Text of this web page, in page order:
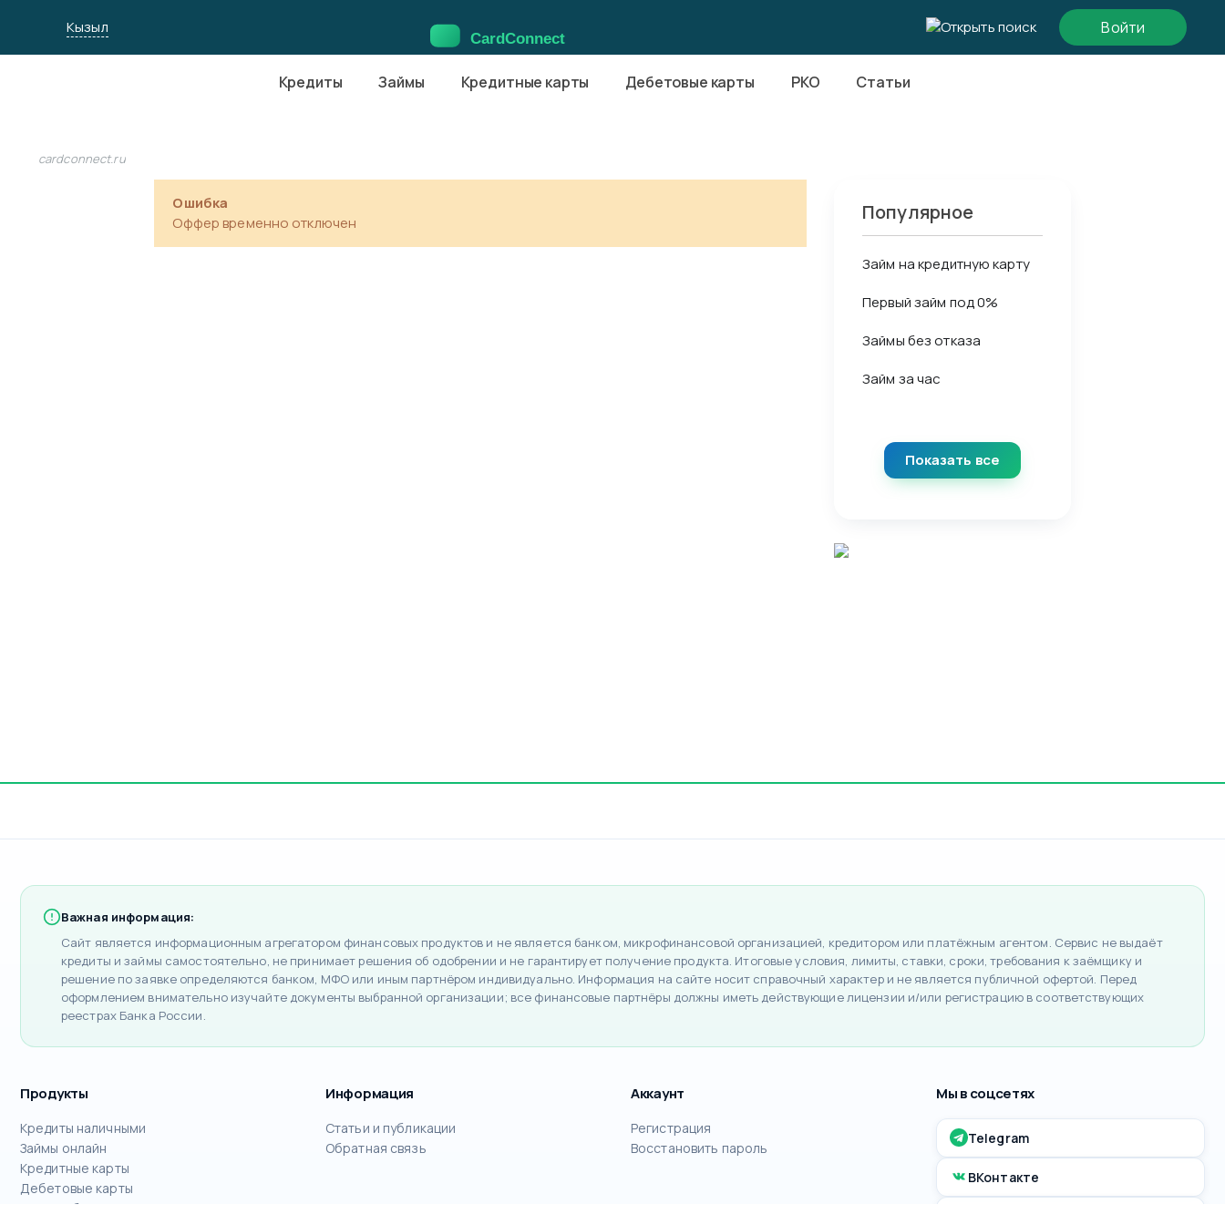
Кызыл Войти
Кредиты Займы Кредитные карты Дебетовые карты РКО Статьи
cardconnect.ru
Ошибка
Оффер временно отключен
Популярное
Займ на кредитную карту
Первый займ под 0%
Займы без отказа
Займ за час
Показать все
Важная информация:
Сайт является информационным агрегатором финансовых продуктов и не является банком, микрофинансовой организацией, кредитором или платёжным агентом. Сервис не выдаёт
кредиты и займы самостоятельно, не принимает решения об одобрении и не гарантирует получение продукта. Итоговые условия, лимиты, ставки, сроки, требования к заёмщику и
решение по заявке определяются банком, МФО или иным партнёром индивидуально. Информация на сайте носит справочный характер и не является публичной офертой. Перед
оформлением внимательно изучайте документы выбранной организации; все финансовые партнёры должны иметь действующие лицензии и/или регистрацию в соответствующих
реестрах Банка России.
Продукты
Кредиты наличными
Займы онлайн
Кредитные карты
Дебетовые карты
РКО для бизнеса
Информация
Статьи и публикации
Обратная связь
Аккаунт
Регистрация
Восстановить пароль
Мы в соцсетях
Telegram
ВКонтакте